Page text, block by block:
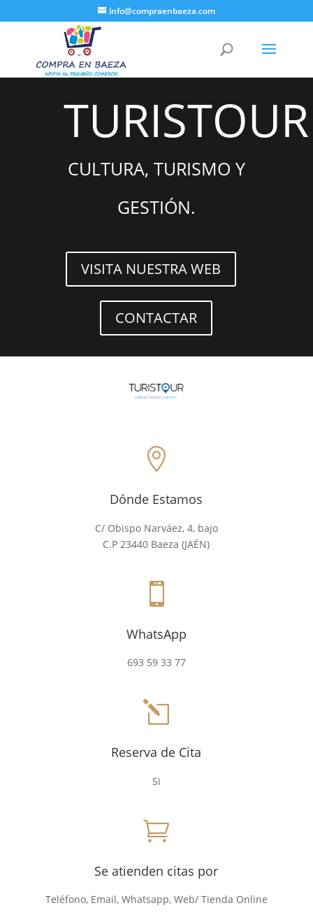
info@compraenbaeza.com
TURISTOUR
CULTURA, TURISMO Y
GESTIÓN.
VISITA NUESTRA WEB
CONTACTAR

Dónde Estamos
C/ Obispo Narváez, 4, bajo
C.P 23440 Baeza (JAÉN)

WhatsApp
693 59 33 77
l
Reserva de Cita
Si

Se atienden citas por
Teléfono, Email, Whatsapp, Web/ Tienda Online